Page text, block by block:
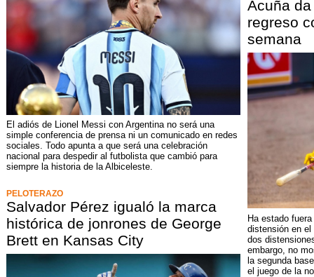
El adiós de Lionel Messi con Argentina no será una
simple conferencia de prensa ni un comunicado en redes
sociales. Todo apunta a que será una celebración
nacional para despedir al futbolista que cambió para
siempre la historia de la Albiceleste.
PELOTERAZO
Salvador Pérez igualó la marca
histórica de jonrones de George
Brett en Kansas City
Acuña
regreso
semana
Ha estado
distensión en el
dos
embargo, no
la segunda
el juego de la